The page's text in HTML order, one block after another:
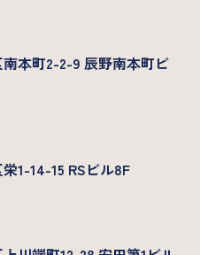
メンバー
本町2-2-9 辰野南本町ビ
1-14-15 RSビル8F